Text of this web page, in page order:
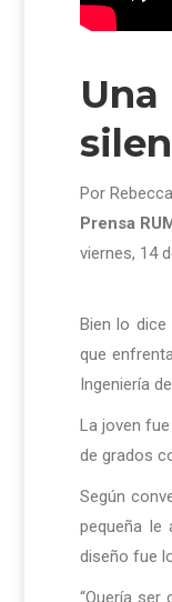
Por
Prensa RUM
viernes, 14
Bien lo
que
Ingeniería
La joven
de grados
Según
pequeña le
diseño fue
“Quería